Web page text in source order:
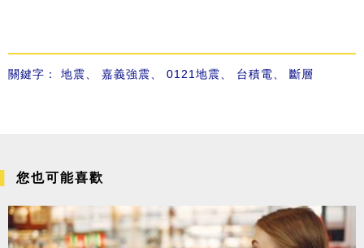
關鍵字： 地震 嘉義強震 0121地震 台積電 斷層
您也可能喜歡